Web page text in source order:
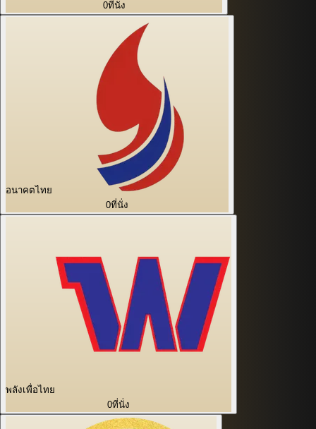
0ที่นั่ง
อนาคตไทย
0ที่นั่ง
พลังเพื่อไทย
0ที่นั่ง